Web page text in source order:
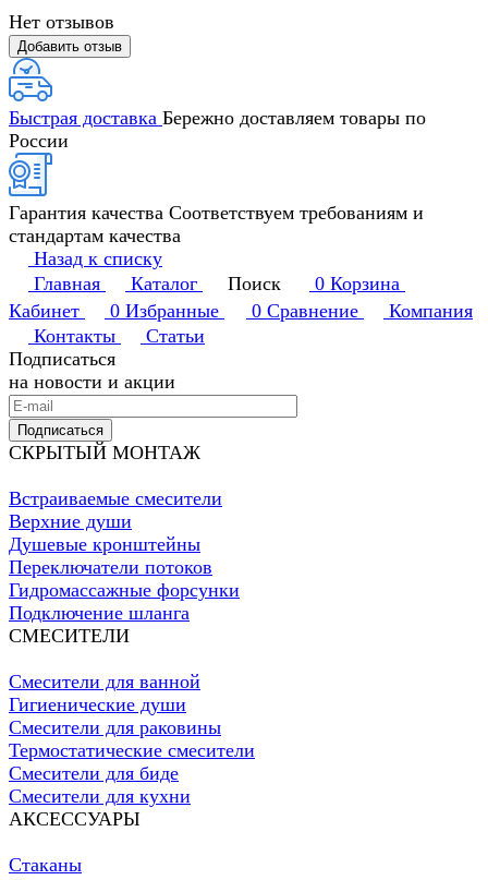
Нет отзывов
Добавить отзыв
Быстрая доставка Бережно доставляем товары по
России
Гарантия качества Соответствуем требованиям и
стандартам качества
Назад к списку
Главная
Каталог Поиск 0 Корзина
Кабинет
0 Избранные 0 Сравнение
Компания
Контакты
Статьи
Подписаться
на новости и акции
Подписаться
СКРЫТЫЙ МОНТАЖ
Встраиваемые смесители
Верхние души
Душевые кронштейны
Переключатели потоков
Гидромассажные форсунки
Подключение шланга
СМЕСИТЕЛИ
Смесители для ванной
Гигиенические души
Смесители для раковины
Термостатические смесители
Смесители для биде
Смесители для кухни
АКСЕССУАРЫ
Стаканы